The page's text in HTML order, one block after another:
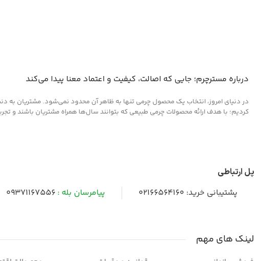
درباره مسترچرم؛ جایی که اصالت، کیفیت و اعتماد معنا پیدا می‌کند
در دنیای امروز، انتخاب یک محصول چرمی تنها به ظاهر آن محدود نمی‌شود. مشتریان به
کردیم؛ با هدف ارائه محصولات چرمی طبیعی که بتوانند سال‌ها همراه مشتریان باشند و
پل ارتباطی
پشتیبانی خرید: 02166564160 پیامرسان بله : 09371167556
لینک های مهم